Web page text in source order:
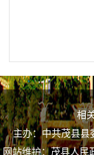
相
主办：中共茂县
网站维护：茂县人